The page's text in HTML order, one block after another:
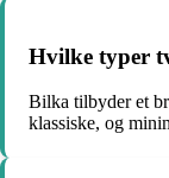
Hvilke typer
Bilka tilbyder et
klassiske, og